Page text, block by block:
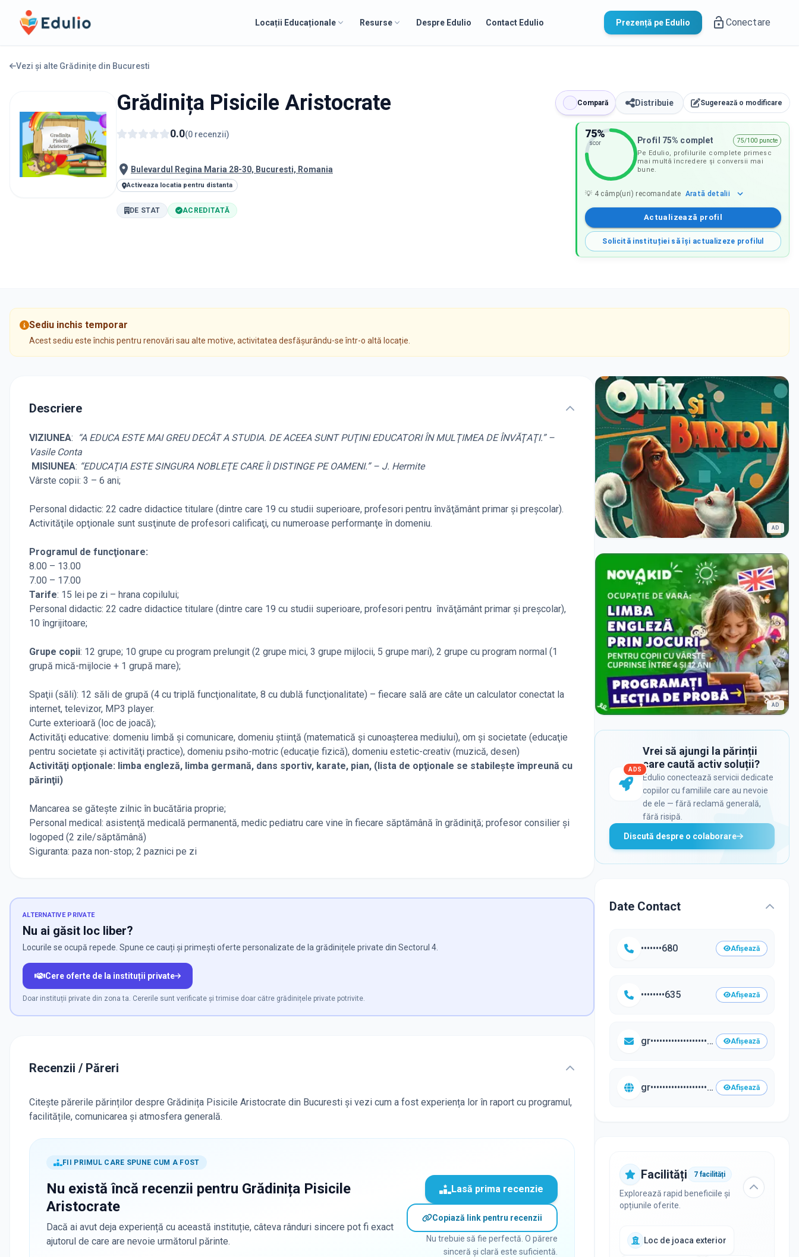
Edulio
Locații Educaționale Resurse Despre Edulio Contact Edulio Prezență pe Edulio Conectare
Vezi și alte Grădinițe din Bucuresti
Grădinița Pisicile Aristocrate Compară Distribuie Sugerează o modificare
0.0(0 recenzii)
Bulevardul Regina Maria 28-30, Bucuresti, Romania
Activeaza locatia pentru distanta
DE STAT ACREDITATĂ
75%
scor Profil 75% complet
75/100 puncte
Pe Edulio, profilurile complete primesc
mai multă încredere și conversii mai
bune.
💡 4 câmp(uri) recomandate Arată detalii
Actualizează profil
Solicită instituției să își actualizeze profilul
Sediu inchis temporar
Acest sediu este închis pentru renovări sau alte motive, activitatea desfășurându-se într-o altă locație.
Descriere
VIZIUNEA:
“A EDUCA ESTE MAI GREU DECÂT A STUDIA. DE ACEEA SUNT PUŢINI EDUCATORI ÎN MULŢIMEA DE ÎNVĂŢAŢI.” –
Vasile Conta
MISIUNEA: “EDUCAŢIA ESTE SINGURA NOBLEŢE CARE ÎI DISTINGE PE OAMENI.” – J. Hermite
Vârste copii: 3 – 6 ani;
Personal didactic: 22 cadre didactice titulare (dintre care 19 cu studii superioare, profesori pentru învăţământ primar şi preşcolar).
Activităţile opţionale sunt susţinute de profesori calificaţi, cu numeroase performanţe în domeniu.
Programul de funcţionare:
8.00 – 13.00
7.00 – 17.00
Tarife: 15 lei pe zi – hrana copilului;
Personal didactic: 22 cadre didactice titulare (dintre care 19 cu studii superioare, profesori pentru învăţământ primar şi preşcolar),
10 îngrijitoare;
Grupe copii: 12 grupe; 10 grupe cu program prelungit (2 grupe mici, 3 grupe mijlocii, 5 grupe mari), 2 grupe cu program normal (1
grupă mică-mijlocie + 1 grupă mare);
Spaţii (săli): 12 săli de grupă (4 cu triplă funcţionalitate, 8 cu dublă funcţionalitate) – fiecare sală are câte un calculator conectat la
internet, televizor, MP3 player.
Curte exterioară (loc de joacă);
Activităţi educative: domeniu limbă şi comunicare, domeniu ştiinţă (matematică şi cunoaşterea mediului), om şi societate (educaţie
pentru societate şi activităţi practice), domeniu psiho-motric (educaţie fizică), domeniu estetic-creativ (muzică, desen)
Activităţi opţionale: limba engleză, limba germană, dans sportiv, karate, pian, (lista de opţionale se stabileşte împreună cu
părinţii)
Mancarea se găteşte zilnic în bucătăria proprie;
Personal medical: asistenţă medicală permanentă, medic pediatru care vine în fiecare săptămână în grădiniţă; profesor consilier şi
logoped (2 zile/săptămână)
Siguranta: paza non-stop; 2 paznici pe zi
ALTERNATIVE PRIVATE
Nu ai găsit loc liber?
Locurile se ocupă repede. Spune ce cauți și primești oferte personalizate de la grădinițele private din Sectorul 4.
Cere oferte de la instituții private
Doar instituții private din zona ta. Cererile sunt verificate și trimise doar către grădinițele private potrivite.
Recenzii / Păreri
Citește părerile părinților despre Grădinița Pisicile Aristocrate din Bucuresti și vezi cum a fost experiența lor în raport cu programul,
facilitățile, comunicarea și atmosfera generală.
FII PRIMUL CARE SPUNE CUM A FOST
Nu există încă recenzii pentru Grădinița Pisicile
Aristocrate
Dacă ai avut deja experiență cu această instituție, câteva rânduri sincere pot fi exact
ajutorul de care are nevoie următorul părinte.
Lasă prima recenzie
Copiază link pentru recenzii
Nu trebuie să fie perfectă. O părere
sinceră și clară este suficientă.
AD
AD
ADS
Vrei să ajungi la părinții
care caută activ soluții?
Edulio conectează servicii dedicate
copiilor cu familiile care au nevoie
de ele — fără reclamă generală,
fără risipă.
Discută despre o colaborare
Date Contact
•••••••680 Afișează
••••••••635 Afișează
gr••••••••••••••••••••••••••@y••••.com
Afișează
gr••••••••••••••••••••••••••••.eduteca.ro/•••
Afișează
Facilități 7 facilități
Explorează rapid beneficiile și
opțiunile oferite.
Loc de joaca exterior